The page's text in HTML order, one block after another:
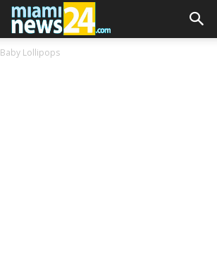
Baby Lollipops